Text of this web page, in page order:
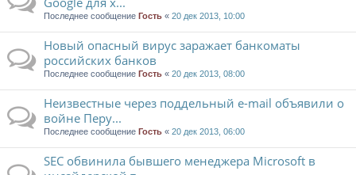
Последнее сообщение Гость « 20 дек 2013, 10:00
Новый опасный вирус заражает банкоматы
российских банков
Последнее сообщение Гость « 20 дек 2013, 08:00
Неизвестные через поддельный e-mail объявили о
войне Перу...
Последнее сообщение Гость « 20 дек 2013, 06:00
SEC обвинила бывшего менеджера Microsoft в